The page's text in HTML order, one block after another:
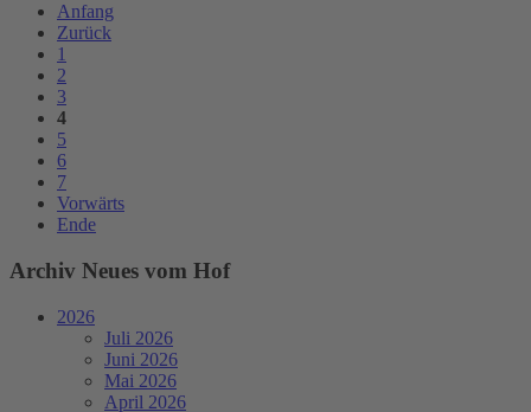
Anfang
Zurück
1
2
3
4
5
6
7
Vorwärts
Ende
Archiv Neues vom Hof
2026
Juli 2026
Juni 2026
Mai 2026
April 2026